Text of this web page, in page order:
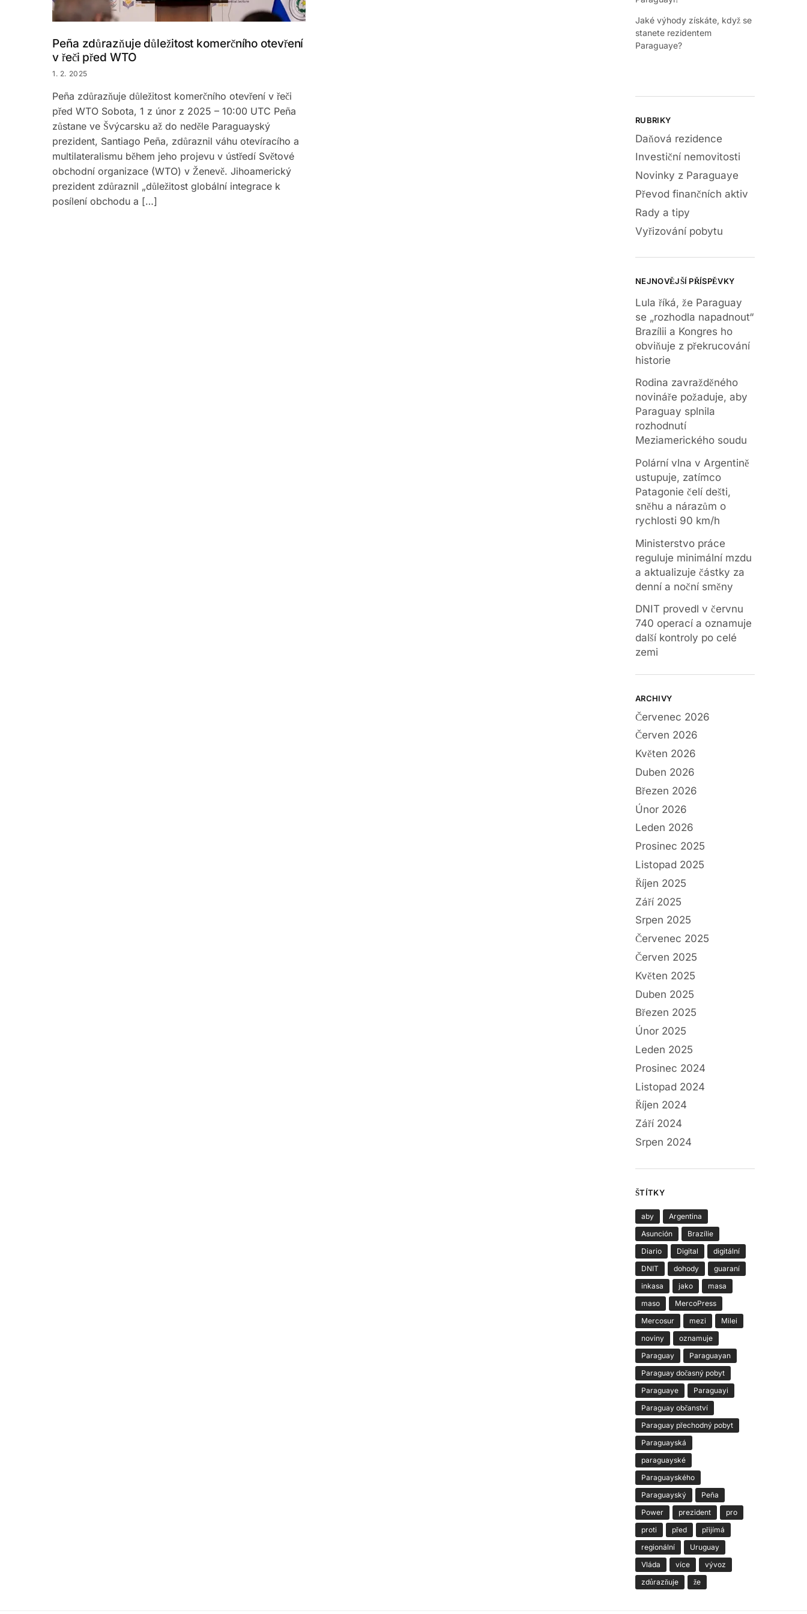
Peña zdůrazňuje důležitost komerčního otevření
v řeči před WTO
1. 2. 2025
Peña zdůrazňuje důležitost komerčního otevření v řeči
před WTO Sobota, 1 z únor z 2025 – 10:00 UTC Peña
zůstane ve Švýcarsku až do neděle Paraguayský
prezident, Santiago Peña, zdůraznil váhu otevíracího a
multilateralismu během jeho projevu v ústředí Světové
obchodní organizace (WTO) v Ženevě. Jihoamerický
prezident zdůraznil „důležitost globální integrace k
posílení obchodu a […]
Jaké výhody získáte, když se
stanete rezidentem
Paraguaye?
RUBRIKY
Daňová rezidence
Investiční nemovitosti
Novinky z Paraguaye
Převod finančních aktiv
Rady a tipy
Vyřizování pobytu
NEJNOVĚJŠÍ PŘÍSPĚVKY
Lula říká, že Paraguay
se „rozhodla napadnout“
Brazílii a Kongres ho
obviňuje z překrucování
historie
Rodina zavražděného
novináře požaduje, aby
Paraguay splnila
rozhodnutí
Meziamerického soudu
Polární vlna v Argentině
ustupuje, zatímco
Patagonie čelí dešti,
sněhu a nárazům o
rychlosti 90 km/h
Ministerstvo práce
reguluje minimální mzdu
a aktualizuje částky za
denní a noční směny
DNIT provedl v červnu
740 operací a oznamuje
další kontroly po celé
zemi
ARCHIVY
Červenec 2026
Červen 2026
Květen 2026
Duben 2026
Březen 2026
Únor 2026
Leden 2026
Prosinec 2025
Listopad 2025
Říjen 2025
Září 2025
Srpen 2025
Červenec 2025
Červen 2025
Květen 2025
Duben 2025
Březen 2025
Únor 2025
Leden 2025
Prosinec 2024
Listopad 2024
Říjen 2024
Září 2024
Srpen 2024
ŠTÍTKY
aby
Argentina
Asunción
Brazílie
Diario
Digital
digitální
DNIT
dohody
guaraní
inkasa
jako
masa
maso
MercoPress
Mercosur
mezi
Milei
noviny
oznamuje
Paraguay
Paraguayan
Paraguay dočasný pobyt
Paraguaye
Paraguayi
Paraguay občanství
Paraguay přechodný pobyt
Paraguayská
paraguayské
Paraguayského
Paraguayský
Peña
Power
prezident
pro
proti
před
přijímá
regionální
Uruguay
Vláda
více
vývoz
zdůrazňuje
že